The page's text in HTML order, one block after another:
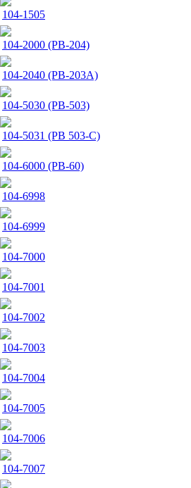
104-1505
104-2000 (PB-204)
104-2040 (PB-203A)
104-5030 (PB-503)
104-5031 (PB 503-C)
104-6000 (PB-60)
104-6998
104-6999
104-7000
104-7001
104-7002
104-7003
104-7004
104-7005
104-7006
104-7007